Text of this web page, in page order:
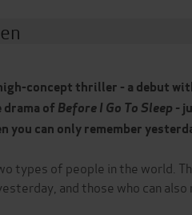
concept thriller - a debut
drama of Before I Go To Sleep -
you can only remember
types of people in the world.
and those who can also